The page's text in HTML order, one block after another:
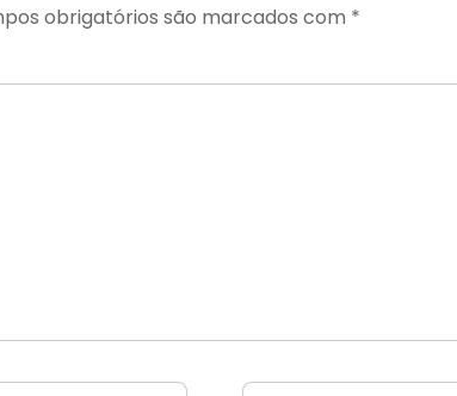
obrigatórios são marcados com *